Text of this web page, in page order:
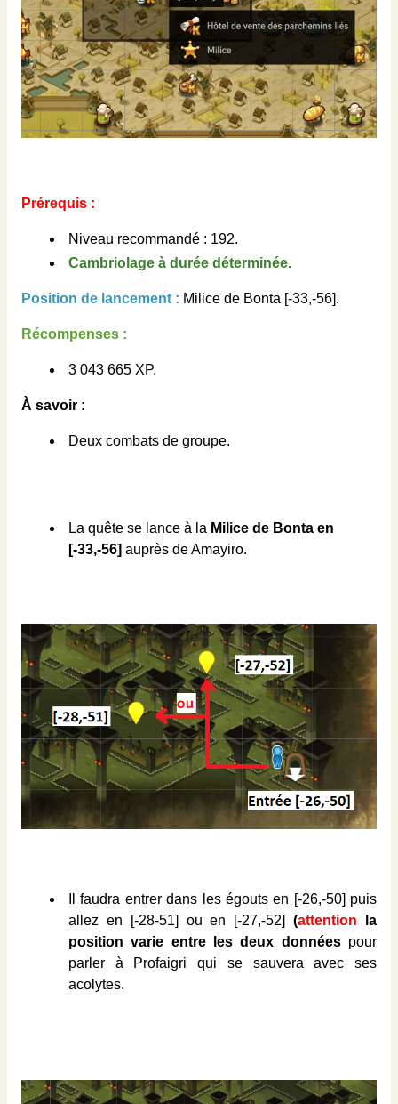
Prérequis :
Niveau recommandé : 192.
Cambriolage à durée déterminée.
Position de lancement : Milice de Bonta [-33,-56].
Récompenses :
3 043 665 XP.
À savoir :
Deux combats de groupe.
La quête se lance à la Milice de Bonta en
[-33,-56] auprès de Amayiro.
Il faudra entrer dans les égouts en [-26,-50] puis
allez en [-28-51] ou en [-27,-52](attention la
position varie entre les deux donnéespour
parler à Profaigri qui se sauvera avec ses
acolytes.